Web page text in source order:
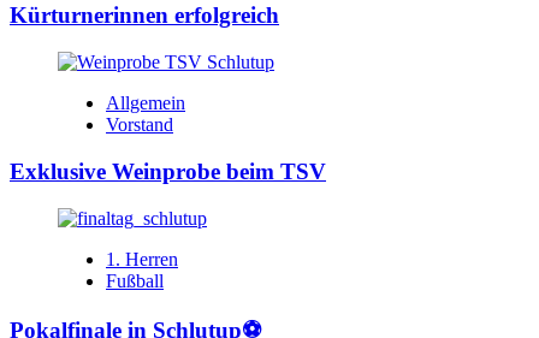
Kürturnerinnen erfolgreich
Allgemein
Vorstand
Exklusive Weinprobe beim TSV
1. Herren
Fußball
Pokalfinale in Schlutup⚽️